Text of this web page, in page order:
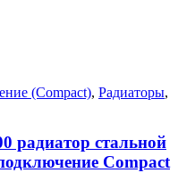
(Compact), Радиаторы,
радиатор стальной
Compact